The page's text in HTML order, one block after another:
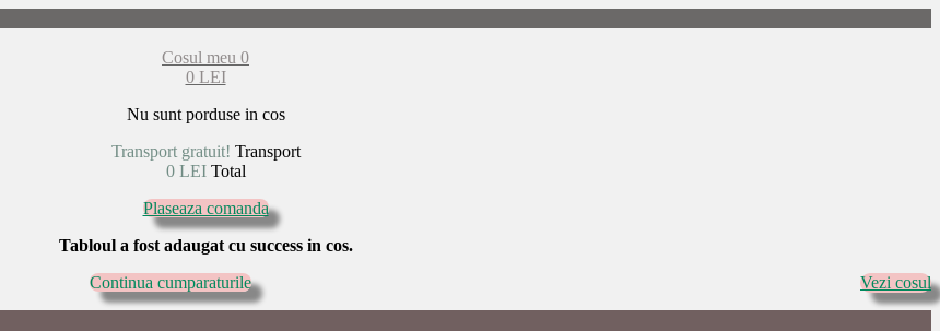
Cosul meu 0
0 LEI
Nu sunt porduse in cos
Transport gratuit! Transport
0 LEI Total
Plaseaza comanda
Tabloul a fost adaugat cu success in cos.
Continua cumparaturile
Vezi cosul